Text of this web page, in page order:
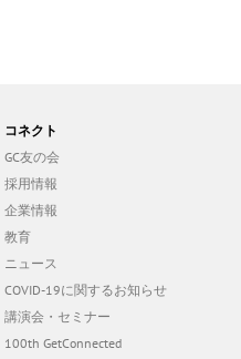
コネクト
GC友の会
採用情報
企業情報
教育
ニュース
COVID-19に関するお知らせ
講演会・セミナー
100th GetConnected